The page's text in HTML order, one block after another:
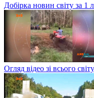
Добірка новин світу за 1
Огляд відео зі всього